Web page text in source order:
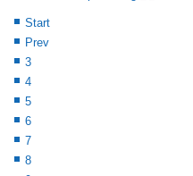
Start
Prev
3
4
5
6
7
8